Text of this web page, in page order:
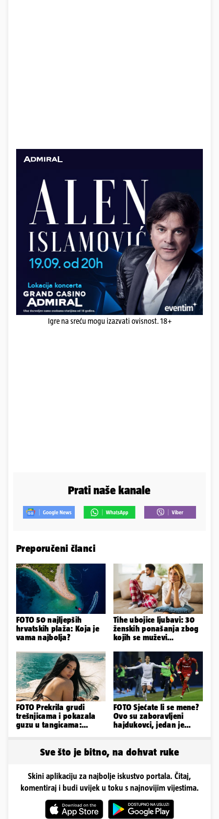
Igre na sreću mogu izazvati ovisnost. 18+
Prati naše kanale
Preporučeni članci
FOTO 50 najljepših
hrvatskih plaža: Koja je
vama najbolja?
Tihe ubojice ljubavi: 30
ženskih ponašanja zbog
kojih se muževi
FOTO Prekrila grudi
trešnjicama i pokazala
guzu u tangicama:
FOTO Sjećate li se mene?
Ovo su zaboravljeni
hajdukovci, jedan je
Sve što je bitno, na dohvat ruke
Skini aplikaciju za najbolje iskustvo portala. Čitaj,
komentiraj i budi uvijek u toku s najnovijim vijestima.